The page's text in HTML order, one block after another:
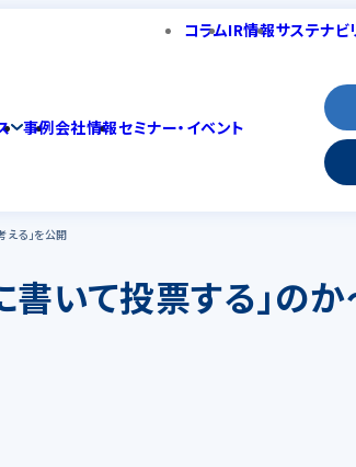
コラムIR情報サステナビ
事例会社情報セミナー・イベント
る」を公開
いて投票する」のか